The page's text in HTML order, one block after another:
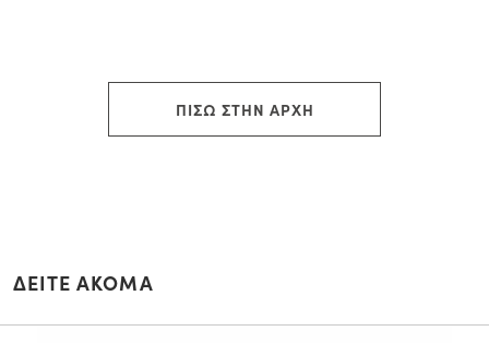
ΠΙΣΩ ΣΤΗΝ ΑΡΧΗ
ΔΕΙΤΕ ΑΚΟΜΑ